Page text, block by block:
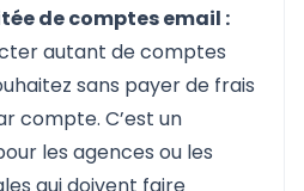
de comptes email :
autant de comptes
sans payer de frais
compte. C’est un
les agences ou les